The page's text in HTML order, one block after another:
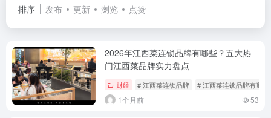
排序 发布 更新 浏览 点赞
2026年江西菜连锁品牌有哪些？五大热
门江西菜品牌实力盘点
财经 # 江西菜连锁品牌 # 江西菜连锁品牌有哪些
1个月前 53